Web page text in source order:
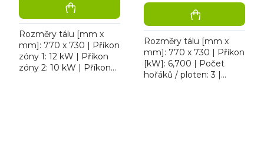
Rozměry tálu [mm x
mm]: 770 x 730 | Příkon
zóny 1: 12 kW | Příkon
zóny 2: 10 kW | Příkon
Rozměry tálu [mm x
mm]: 770 x 730 | Příkon
[kW]: 6,700 | Počet
hořáků / ploten: 3 |